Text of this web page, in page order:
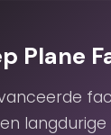
Plane